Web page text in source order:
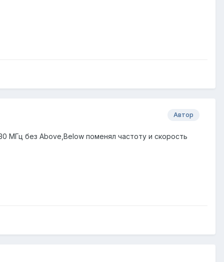
Автор
МГц без Above,Below поменял частоту и скорость